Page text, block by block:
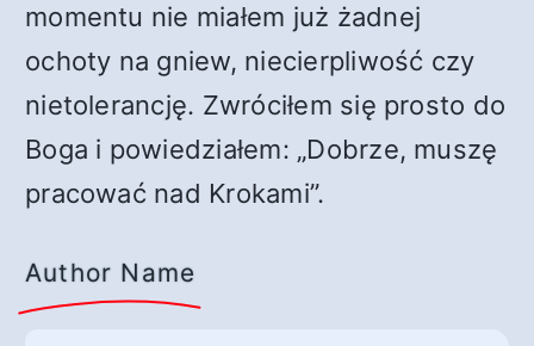
momentu nie miałem już żadnej
ochoty na gniew, niecierpliwość czy
nietolerancję. Zwróciłem się prosto do
Boga i powiedziałem: „Dobrze, muszę
pracować nad Krokami”.
Author Name